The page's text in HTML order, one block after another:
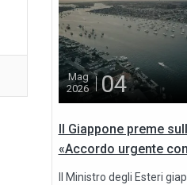
Mag
2026
04
Il Giappone preme
«Accordo urgente
Il Ministro degli Esteri